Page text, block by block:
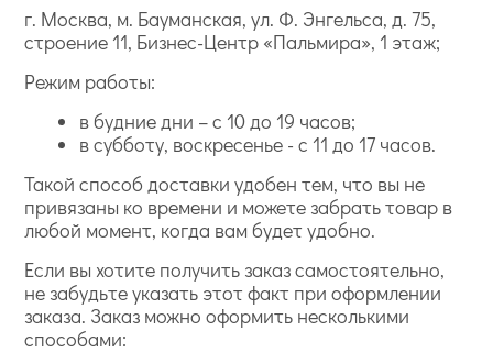
г. Москва, м. Бауманская, ул. Ф. Энгельса, д. 75,
строение 11, Бизнес-Центр «Пальмира», 1 этаж;
Режим работы:
в будние дни – с 10 до 19 часов;
в субботу, воскресенье - с 11 до 17 часов.
Такой способ доставки удобен тем, что вы не
привязаны ко времени и можете забрать товар в
любой момент, когда вам будет удобно.
Если вы хотите получить заказ самостоятельно,
не забудьте указать этот факт при оформлении
заказа. Заказ можно оформить несколькими
способами: